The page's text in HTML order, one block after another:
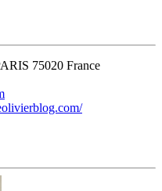
75020 France